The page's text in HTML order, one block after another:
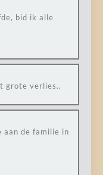
bid ik alle
grote verlies..
aan de familie in